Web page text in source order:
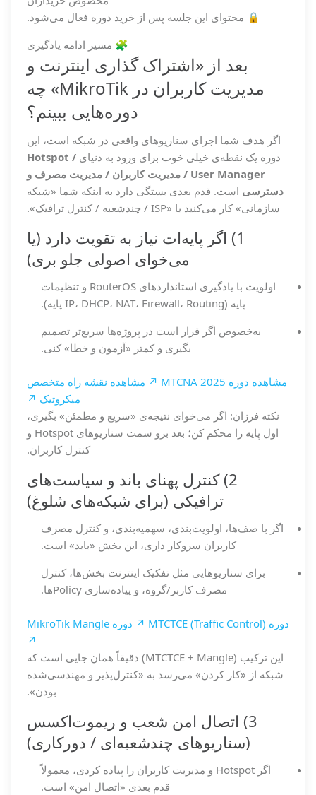
🔒 محتوای این جلسه پس از خرید دوره فعال می‌شود.
🧩 مسیر ادامه یادگیری
بعد از «اشتراک گذاری اینترنت و
مدیریت کاربران در MikroTik» چه
دوره‌هایی ببینم؟
اگر هدف شما اجرای سناریوهای واقعی در شبکه است، این
دوره یک نقطه‌ی خیلی خوب برای ورود به دنیایHotspot /
User Manager / مدیریت کاربران / مدیریت مصرف و
دسترسی است. قدم بعدی بستگی دارد به اینکه شما «شبکه
سازمانی» کار می‌کنید یا «ISP / چندشعبه / کنترل ترافیک».
1) اگر پایه‌ات نیاز به تقویت دارد (یا
می‌خوای اصولی جلو بری)
اولویت با یادگیری استانداردهای RouterOS و تنظیمات
پایه (IP، DHCP، NAT، Firewall، Routing پایه).
به‌خصوص اگر قرار است در پروژه‌ها سریع‌تر تصمیم
بگیری و کمتر «آزمون و خطا» کنی.
مشاهده دوره MTCNA 2025 ↗
مشاهده نقشه راه متخصص
میکروتیک ↗
نکته فرزان: اگر می‌خوای نتیجه‌ی «سریع و مطمئن» بگیری،
اول پایه را محکم کن؛ بعد برو سمت سناریوهای Hotspot و
کنترل کاربران.
2) کنترل پهنای باند و سیاست‌های
ترافیکی (برای شبکه‌های شلوغ)
اگر با صف‌ها، اولویت‌بندی، سهمیه‌بندی، و کنترل مصرف
کاربران سروکار داری، این بخش «باید» است.
برای سناریوهایی مثل تفکیک اینترنت بخش‌ها، کنترل
مصرف کاربر/گروه، و پیاده‌سازی Policyها.
دوره MTCTCE (Traffic Control) ↗
دوره MikroTik Mangle
↗
این ترکیب (MTCTCE + Mangle) دقیقاً همان جایی است که
شبکه از «کار کردن» می‌رسد به «کنترل‌پذیر و مهندسی‌شده
بودن».
3) اتصال امن شعب و ریموت‌اکسس
(سناریوهای چندشعبه‌ای / دورکاری)
اگر Hotspot و مدیریت کاربران را پیاده کردی، معمولاً
قدم بعدی «اتصال امن» است.